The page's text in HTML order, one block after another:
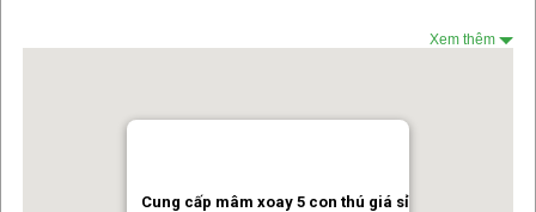
Xem thêm
Cung cấp mâm xoay 5 con thú giá sỉ